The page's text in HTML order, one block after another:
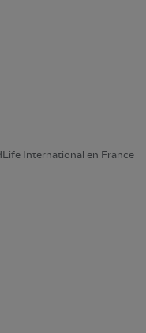
International en France